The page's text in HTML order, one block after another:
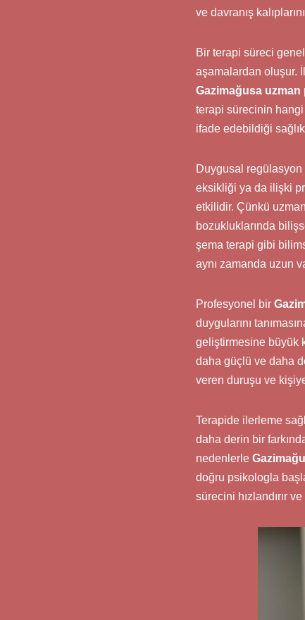
ve davranış
Bir terapi süreci
aşamalardan oluşur.
Gazimağusa
terapi sürecinin
ifade edebildiği
Duygusal regülasyon
eksikliği ya da ilişki
etkilidir. Çünkü
bozukluklarında
şema terapi gibi
aynı zamanda uzun
Profesyonel bir
duygularını
geliştirmesine büyük
daha güçlü ve daha
veren duruşu ve
Terapide ilerleme
daha derin bir
nedenlerle
doğru psikologla
sürecini hızlandırır